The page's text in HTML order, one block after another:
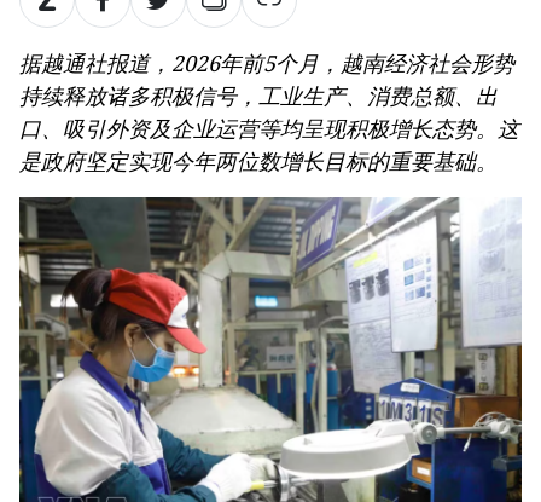
据越通社报道，2026年前5个月，越南经济社会形势
持续释放诸多积极信号，工业生产、消费总额、出
口、吸引外资及企业运营等均呈现积极增长态势。这
是政府坚定实现今年两位数增长目标的重要基础。